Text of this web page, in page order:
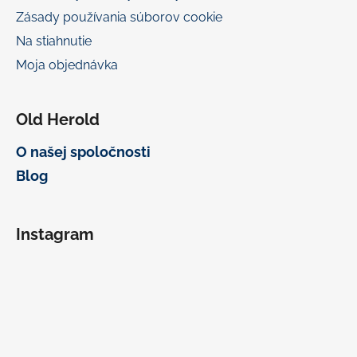
Zásady používania súborov cookie
Na stiahnutie
Moja objednávka
Old Herold
O našej spoločnosti
Blog
Instagram